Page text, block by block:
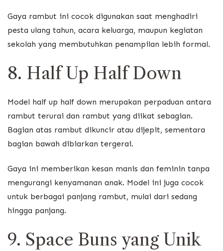
Gaya rambut ini cocok digunakan saat menghadiri
pesta ulang tahun, acara keluarga, maupun kegiatan
sekolah yang membutuhkan penampilan lebih formal.
8. Half Up Half Down
Model half up half down merupakan perpaduan antara
rambut terurai dan rambut yang diikat sebagian.
Bagian atas rambut dikuncir atau dijepit, sementara
bagian bawah dibiarkan tergerai.
Gaya ini memberikan kesan manis dan feminin tanpa
mengurangi kenyamanan anak. Model ini juga cocok
untuk berbagai panjang rambut, mulai dari sedang
hingga panjang.
9. Space Buns yang Unik